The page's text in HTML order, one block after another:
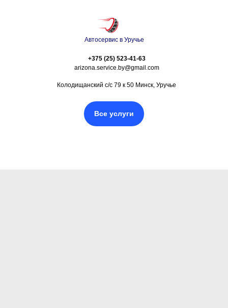
Автосервис в Уручье
+375 (25) 523-41-63
arizona.service.by@gmail.com
Колодищанский с/с 79 к 50 Минск, Уручье
Все услуги